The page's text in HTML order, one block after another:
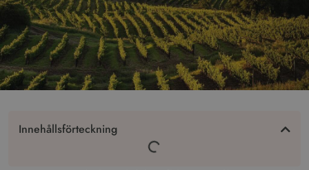
Innehållsförteckning